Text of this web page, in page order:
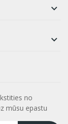


no
mūsu epastu